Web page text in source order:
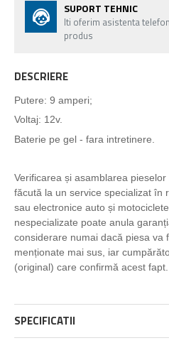
SUPORT TEHNIC
Iti oferim asistenta
produs
DESCRIERE
Putere: 9 amperi;
Voltaj: 12v.
Baterie pe gel - fara intretinere.
Verificarea și asamblarea
făcută la un service specializat în
sau electronice auto și
nespecializate poate anula
considerare numai dacă piesa va
menționate mai sus, iar
(original) care confirmă acest fapt.
SPECIFICATII